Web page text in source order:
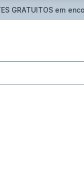
Portugal Continental